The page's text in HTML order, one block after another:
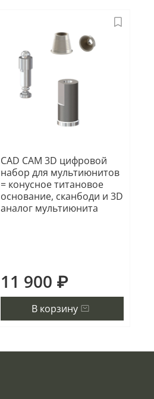
CAD CAM 3D цифровой
набор для мультиюнитов
= конусное титановое
основание, сканбоди и 3D
аналог мультиюнита
11 900 ₽
В корзину